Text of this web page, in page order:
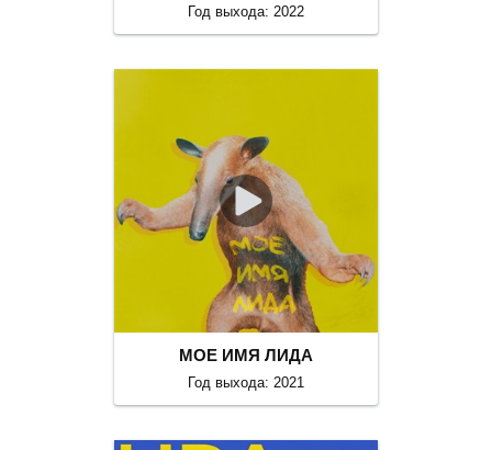
Год выхода: 2022
МОЕ ИМЯ ЛИДА
Год выхода: 2021